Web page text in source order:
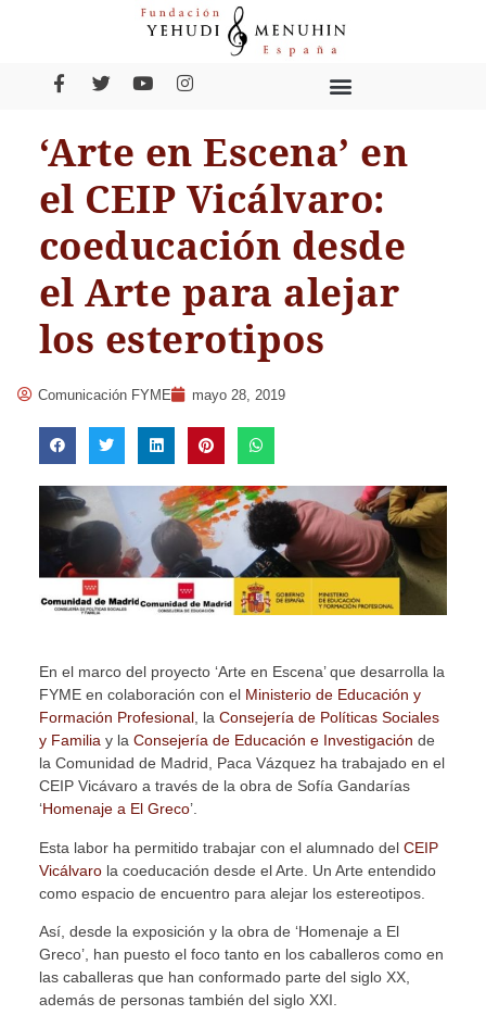
‘Arte en Escena’ en
el CEIP Vicálvaro:
coeducación desde
el Arte para alejar
los esterotipos
Comunicación FYME mayo 28, 2019
En el marco del proyecto ‘Arte en Escena’ que desarrolla la
FYME en colaboración con el Ministerio de Educación y
Formación Profesional, la Consejería de Políticas Sociales
y Familia y la Consejería de Educación e Investigación de
la Comunidad de Madrid, Paca Vázquez ha trabajado en el
CEIP Vicávaro a través de la obra de Sofía Gandarías
‘Homenaje a El Greco’.
Esta labor ha permitido trabajar con el alumnado del CEIP
Vicálvarola coeducación desde el Arte. Un Arte entendido
como espacio de encuentro para alejar los estereotipos.
Así, desde la exposición y la obra de ‘Homenaje a El
Greco’, han puesto el foco tanto en los caballeros como en
las caballeras que han conformado parte del siglo XX,
además de personas también del siglo XXI.